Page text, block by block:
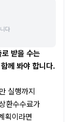
다
받을 수는
께 봐야 합니다.
실행까지
환수수료가
획이라면